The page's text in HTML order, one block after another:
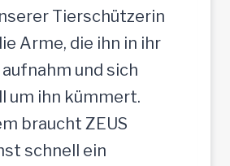
Tierschützerin
Arme, die ihn in ihr
und sich
um ihn kümmert.
braucht ZEUS
schnell ein